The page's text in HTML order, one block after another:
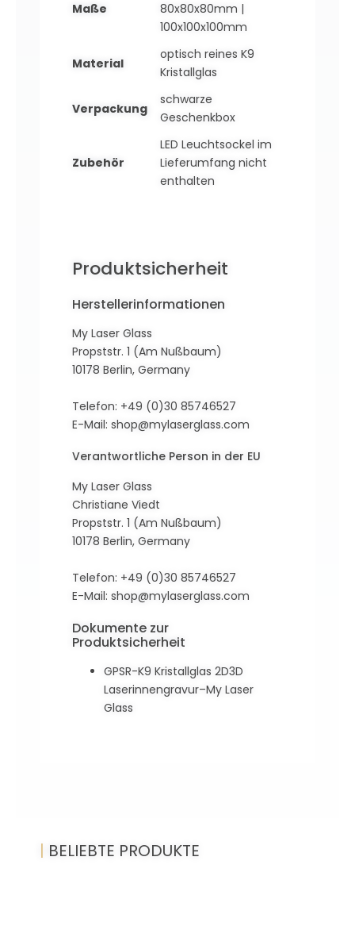
Maße
80x80x80mm |
100x100x100mm
Material
optisch reines K9
Kristallglas
Verpackung
schwarze
Geschenkbox
Zubehör
LED Leuchtsockel im
Lieferumfang nicht
enthalten
Produktsicherheit
Herstellerinformationen
My Laser Glass
Propststr. 1 (Am Nußbaum)
10178 Berlin, Germany
Telefon: +49 (0)30 85746527
E-Mail: shop@mylaserglass.com
Verantwortliche Person in der EU
My Laser Glass
Christiane Viedt
Propststr. 1 (Am Nußbaum)
10178 Berlin, Germany
Telefon: +49 (0)30 85746527
E-Mail: shop@mylaserglass.com
Dokumente zur
Produktsicherheit
GPSR-K9 Kristallglas 2D3D
Laserinnengravur–My Laser
Glass
| BELIEBTE PRODUKTE